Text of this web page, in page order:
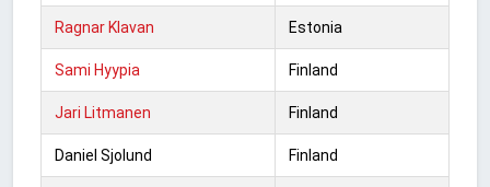
Ragnar Klavan Estonia
Sami Hyypia Finland
Jari Litmanen Finland
Daniel Sjolund Finland